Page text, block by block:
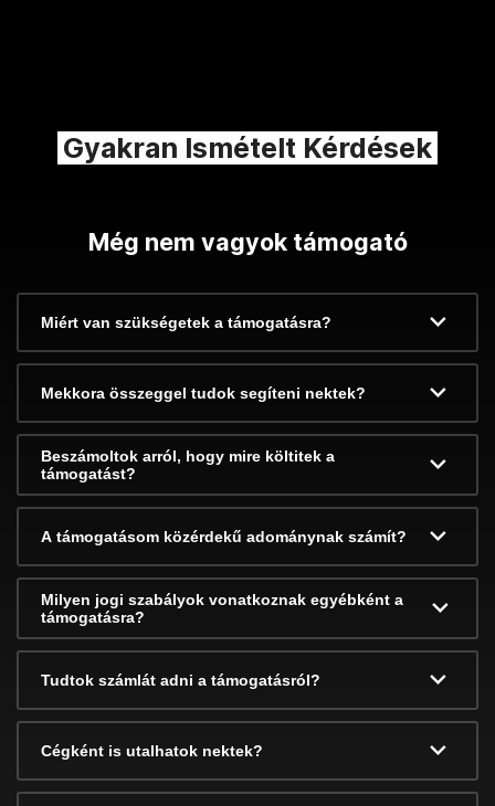
Gyakran Ismételt Kérdések
Még nem vagyok támogató
Miért van szükségetek a támogatásra?
Mekkora összeggel tudok segíteni nektek?
Beszámoltok arról, hogy mire költitek a
támogatást?
A támogatásom közérdekű adománynak számít?
Milyen jogi szabályok vonatkoznak egyébként a
támogatásra?
Tudtok számlát adni a támogatásról?
Cégként is utalhatok nektek?